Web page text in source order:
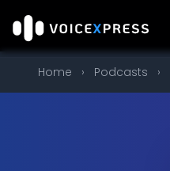
Home › Podcasts ›